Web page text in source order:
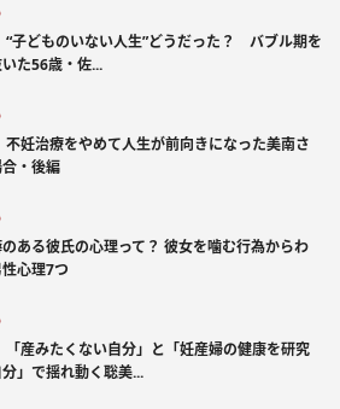
“子どものいない人生”どうだった？ バブル期を
た56歳・佐...
不妊治療をやめて人生が前向きになった美南さ
・後編
ある彼氏の心理って？ 彼女を噛む行為からわ
心理7つ
「産みたくない自分」と「妊産婦の健康を研究
」で揺れ動く聡美...